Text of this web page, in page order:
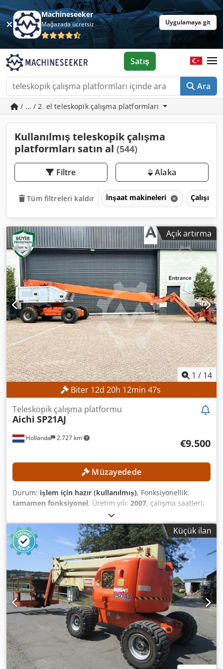
Machineseeker
Mağazada ücretsiz Uygulamaya git
Ara
Satış
/ ... / 2. el teleskopik çalışma platformları
Kullanılmış teleskopik çalışma
platformları satın al (544)
Filtre Alaka
Tüm filtreleri kaldır İnşaat makineleri Çalışma
Açık artırma
1 / 14
Biter 12d 20h 12min 45s
Hollanda 2.727 km
Teleskopik çalışma platformu
Aichi SP21AJ
€9.500
Müzayedede
Durum: işlem için hazır (kullanılmış), Fonksiyonellik:
tamamen fonksiyonel, Üretim yılı: 2007, çalışma saatleri:
, makine/araç numarası:
kg, taşıma uzunluğu:11.570 mm, taşıma genişliği:2.430
mm, taşıma yüksekliği:2.640 mm, çalışma yüksekliği:
23.000 mm
, TEKNİK DETAYLAR Çalışma yüksekliği: 23.000
mm Platform yüksekliği: 21.000 mm Platform taşıma
kapasitesi: 250 kg MAKİNE DETAYLARI Yakıt türü: Dizel
Lastik tipi: Hava lastiği Chedpszrmucsfx Agkja Çalışma
saati: 2.911 saat Ölçüler ve Ağırlık Taşıma ölçüleri (U × G ×
Y): 11.570 × 2.430 × 2.640 mm Boş ağırlık: 14.700 kg
DONANIM Belgelendirme mevcuttur CE işareti mevcuttur
CE sertifikası mevcuttur
Küçük ilan